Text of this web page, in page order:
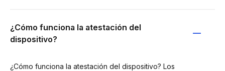
¿Cómo funciona la atestación del
dispositivo?
¿Cómo funciona la atestación del dispositivo? Los